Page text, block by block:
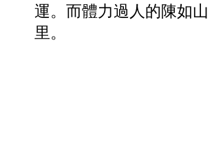
運。而體力過人的陳如
里。